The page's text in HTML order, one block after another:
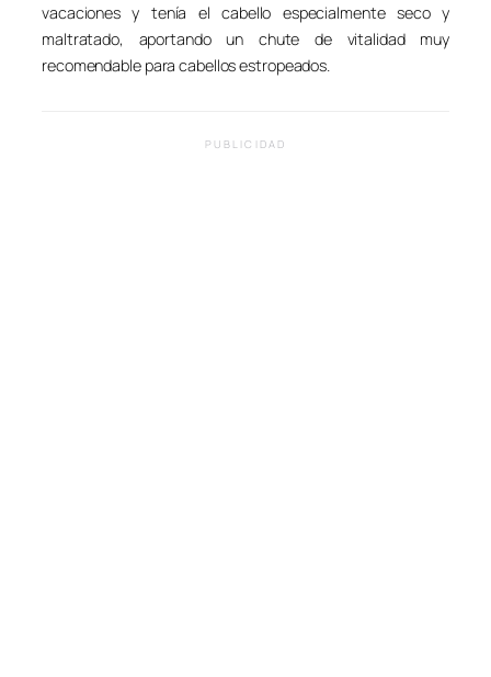
vacaciones y tenía el cabello especialmente seco y
maltratado, aportando un chute de vitalidad muy
recomendable para cabellos estropeados.
PUBLICIDAD